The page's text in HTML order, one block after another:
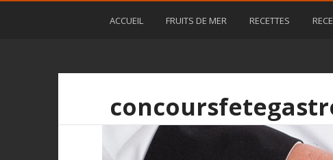
ACCUEIL FRUITS DE MER RECETTES